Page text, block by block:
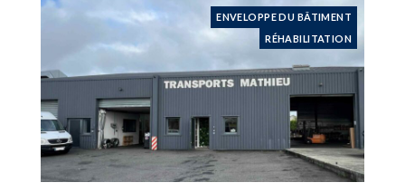
ENVELOPPE DU BÂTIMENT
RÉHABILITATION